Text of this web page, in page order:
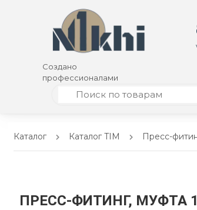
Создано
профессионалами
Каталог Каталог TIM Пресс-
ПРЕСС-ФИТИНГ, МУФТА